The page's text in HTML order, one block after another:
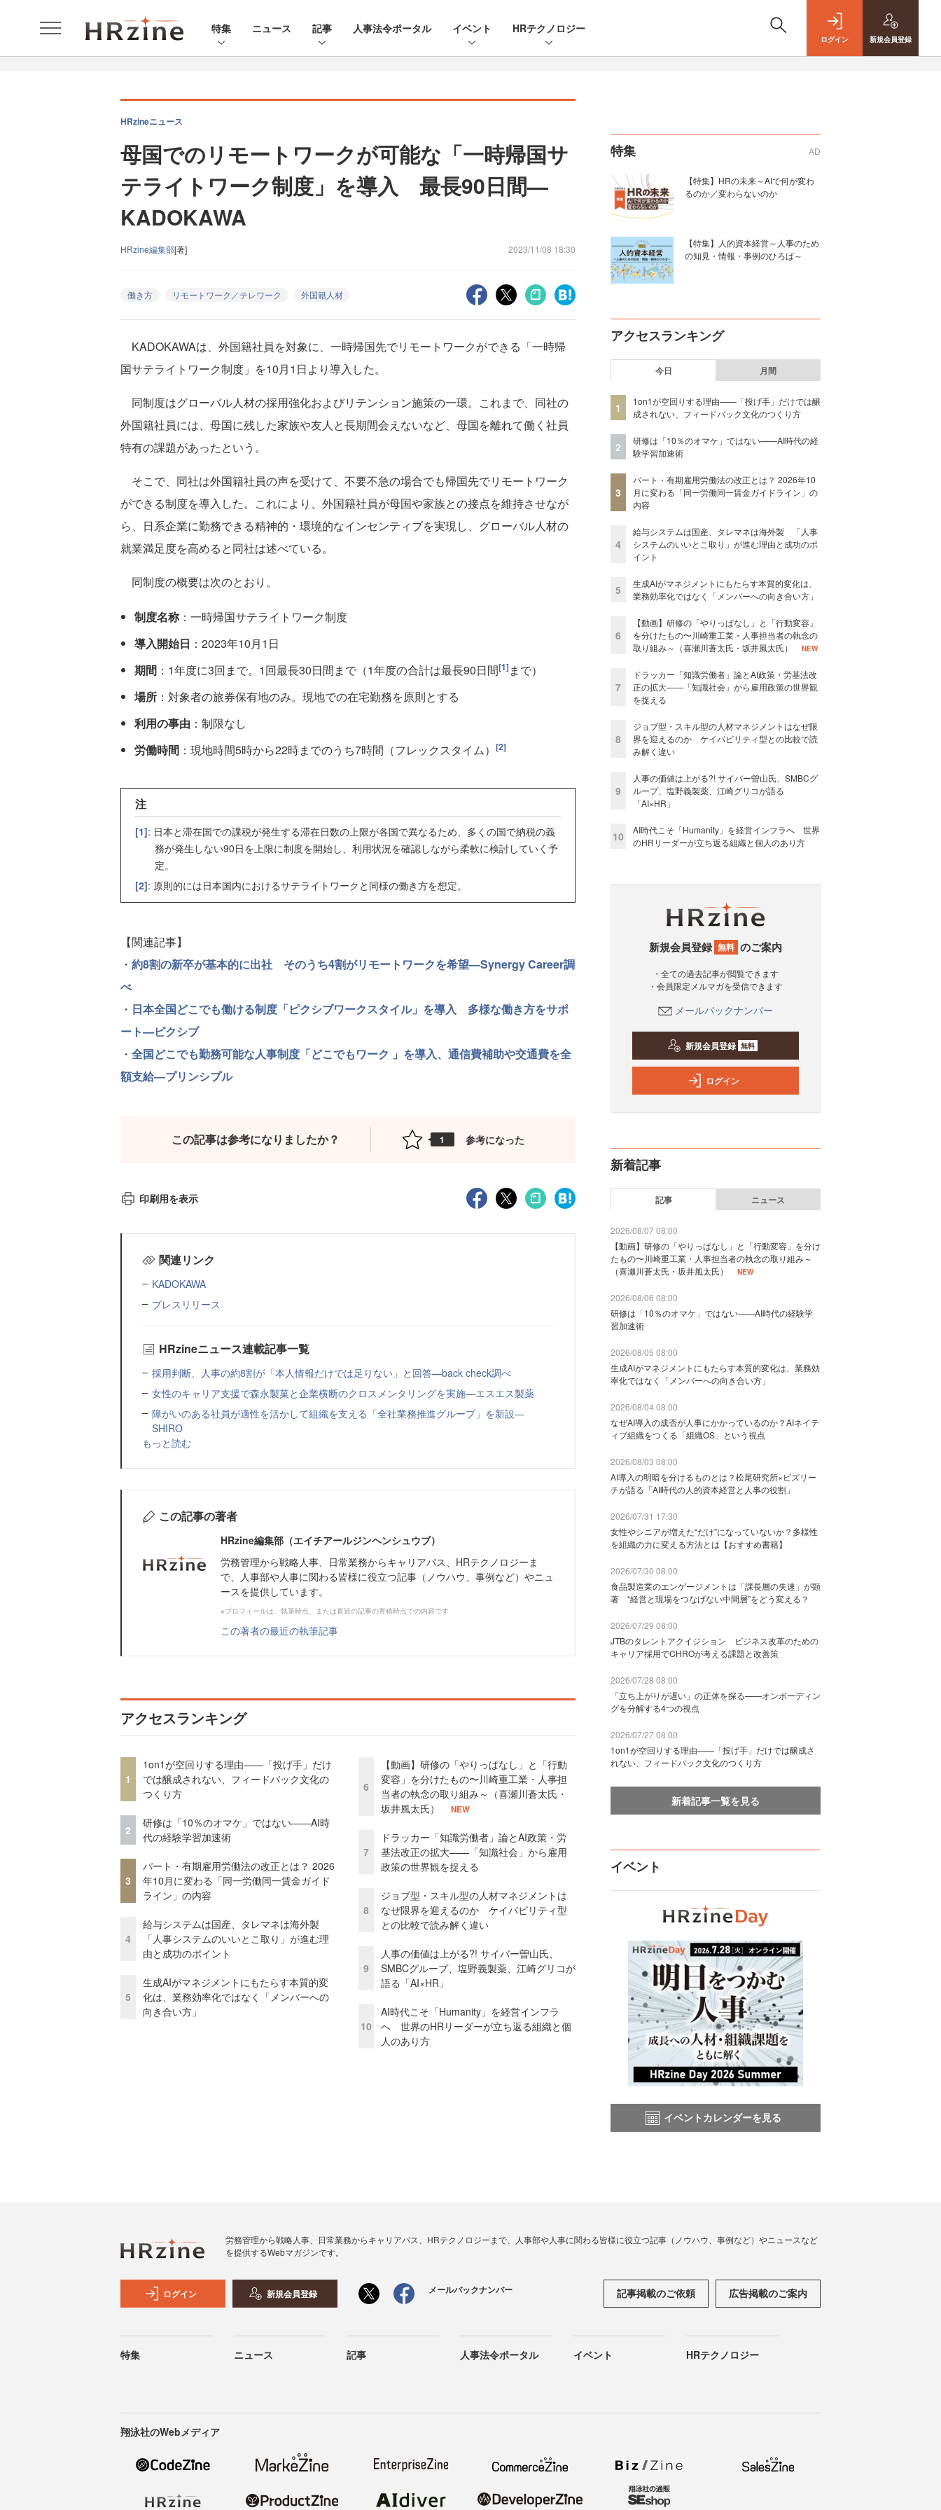
特集 ニュース 記事 人事法令ポータル イベント HRテクノロジー
ログイン 新規会員登録
HRzineニュース
母国でのリモートワークが可能な「一時帰国サ
テライトワーク制度」を導入 最長90日間—
KADOKAWA
HRzine編集部[著] 2023/11/08 18:30
働き方 リモートワーク／テレワーク 外国籍人材
KADOKAWAは、外国籍社員を対象に、一時帰国先でリモートワークができる「一時帰
国サテライトワーク制度」を10月1日より導入した。
同制度はグローバル人材の採用強化およびリテンション施策の一環。これまで、同社の
外国籍社員には、母国に残した家族や友人と長期間会えないなど、母国を離れて働く社員
特有の課題があったという。
そこで、同社は外国籍社員の声を受けて、不要不急の場合でも帰国先でリモートワーク
ができる制度を導入した。これにより、外国籍社員が母国や家族との接点を維持させなが
ら、日系企業に勤務できる精神的・環境的なインセンティブを実現し、グローバル人材の
就業満足度を高めると同社は述べている。
同制度の概要は次のとおり。
制度名称 ：一時帰国サテライトワーク制度
導入開始日 ：2023年10月1日
期間 ：1年度に3回まで。1回最長30日間まで（1年度の合計は最長90日間[1] まで）
場所 ：対象者の旅券保有地のみ。現地での在宅勤務を原則とする
利用の事由 ：制限なし
労働時間 ：現地時間5時から22時までのうち7時間（フレックスタイム） [2]
注
[1]: 日本と滞在国での課税が発生する滞在日数の上限が各国で異なるため、多くの国で納税の義
務が発生しない90日を上限に制度を開始し、利用状況を確認しながら柔軟に検討していく予
定。
[2]: 原則的には日本国内におけるサテライトワークと同様の働き方を想定。
【関連記事】
・ 約8割の新卒が基本的に出社 そのうち4割がリモートワークを希望—Synergy Career調
べ
・ 日本全国どこでも働ける制度「ピクシブワークスタイル」を導入 多様な働き方をサポ
ート—ピクシブ
・ 全国どこでも勤務可能な人事制度「どこでもワーク 」を導入、通信費補助や交通費を全
額支給―プリンシプル
この記事は参考になりましたか？ 1 参考になった
印刷用を表示
関連リンク
KADOKAWA
プレスリリース
HRzineニュース連載記事一覧
採用判断、人事の約8割が「本人情報だけでは足りない」と回答—back check調べ
女性のキャリア支援で森永製菓と企業横断のクロスメンタリングを実施—エスエス製薬
障がいのある社員が適性を活かして組織を支える「全社業務推進グループ」を新設—
SHIRO
もっと読む
この記事の著者
HRzine編集部（エイチアールジンヘンシュウブ）
労務管理から戦略人事、日常業務からキャリアパス、HRテクノロジーま
で、人事部や人事に関わる皆様に役立つ記事（ノウハウ、事例など）やニュ
ースを提供しています。
※プロフィールは、執筆時点、または直近の記事の寄稿時点での内容です
この著者の最近の執筆記事
アクセスランキング
1
1on1が空回りする理由——「投げ手」だけ
では醸成されない、フィードバック文化の
つくり方
2
研修は「10％のオマケ」ではない——AI時
代の経験学習加速術
3
パート・有期雇用労働法の改正とは？ 2026
年10月に変わる「同一労働同一賃金ガイド
ライン」の内容
4
給与システムは国産、タレマネは海外製
「人事システムのいいとこ取り」が進む理
由と成功のポイント
5
生成AIがマネジメントにもたらす本質的変
化は、業務効率化ではなく「メンバーへの
向き合い方」
6
【動画】研修の「やりっぱなし」と「行動
変容」を分けたもの〜川崎重工業・人事担
当者の執念の取り組み～（喜瀬川蒼太氏・
坂井風太氏）
NEW
7
ドラッカー「知識労働者」論とAI政策・労
基法改正の拡大——「知識社会」から雇用
政策の世界観を捉える
8
ジョブ型・スキル型の人材マネジメントは
なぜ限界を迎えるのか ケイパビリティ型
との比較で読み解く違い
9
人事の価値は上がる?! サイバー曽山氏、
SMBCグループ、塩野義製薬、江崎グリコが
語る「AI×HR」
10
AI時代こそ「Humanity」を経営インフラ
へ 世界のHRリーダーが立ち返る組織と個
人のあり方
特集 AD
【特集】HRの未来～AIで何が変わ
るのか／変わらないのか
【特集】人的資本経営～人事のため
の知見・情報・事例のひろば～
アクセスランキング
今日 月間
1
1on1が空回りする理由——「投げ手」だけでは醸
成されない、フィードバック文化のつくり方
2
研修は「10％のオマケ」ではない——AI時代の経
験学習加速術
3
パート・有期雇用労働法の改正とは？ 2026年10
月に変わる「同一労働同一賃金ガイドライン」の
内容
4
給与システムは国産、タレマネは海外製 「人事
システムのいいとこ取り」が進む理由と成功のポ
イント
5
生成AIがマネジメントにもたらす本質的変化は、
業務効率化ではなく「メンバーへの向き合い方」
6
【動画】研修の「やりっぱなし」と「行動変容」
を分けたもの〜川崎重工業・人事担当者の執念の
取り組み～（喜瀬川蒼太氏・坂井風太氏）
NEW
7
ドラッカー「知識労働者」論とAI政策・労基法改
正の拡大——「知識社会」から雇用政策の世界観
を捉える
8
ジョブ型・スキル型の人材マネジメントはなぜ限
界を迎えるのか ケイパビリティ型との比較で読
み解く違い
9
人事の価値は上がる?! サイバー曽山氏、SMBCグ
ループ、塩野義製薬、江崎グリコが語る
「AI×HR」
10
AI時代こそ「Humanity」を経営インフラへ 世界
のHRリーダーが立ち返る組織と個人のあり方
新規会員登録 無料 のご案内
・全ての過去記事が閲覧できます
・会員限定メルマガを受信できます
メールバックナンバー
新規会員登録 無料
ログイン
新着記事
記事 ニュース
2026/08/07 08:00
【動画】研修の「やりっぱなし」と「行動変容」を分け
たもの〜川崎重工業・人事担当者の執念の取り組み～
（喜瀬川蒼太氏・坂井風太氏）
NEW
2026/08/06 08:00
研修は「10％のオマケ」ではない——AI時代の経験学
習加速術
2026/08/05 08:00
生成AIがマネジメントにもたらす本質的変化は、業務効
率化ではなく「メンバーへの向き合い方」
2026/08/04 08:00
なぜAI導入の成否が人事にかかっているのか？AIネイテ
ィブ組織をつくる「組織OS」という視点
2026/08/03 08:00
AI導入の明暗を分けるものとは？松尾研究所×ビズリー
チが語る「AI時代の人的資本経営と人事の役割」
2026/07/31 17:30
女性やシニアが増えた“だけ”になっていないか？多様性
を組織の力に変える方法とは【おすすめ書籍】
2026/07/30 08:00
食品製造業のエンゲージメントは「課長層の失速」が顕
著 “経営と現場をつなげない中間層”をどう変える？
2026/07/29 08:00
JTBのタレントアクイジション ビジネス改革のための
キャリア採用でCHROが考える課題と改善策
2026/07/28 08:00
「立ち上がりが遅い」の正体を探る——オンボーディン
グを分解する4つの視点
2026/07/27 08:00
1on1が空回りする理由——「投げ手」だけでは醸成さ
れない、フィードバック文化のつくり方
新着記事一覧を見る
イベント
イベントカレンダーを見る
労務管理から戦略人事、日常業務からキャリアパス、HRテクノロジーまで、人事部や人事に関わる皆様に役立つ記事（ノウハウ、事例など）やニュースなど
を提供するWebマガジンです。
ログイン 新規会員登録 メールバックナンバー 記事掲載のご依頼 広告掲載のご案内
特集 ニュース 記事 人事法令ポータル イベント HRテクノロジー
翔泳社のWebメディア